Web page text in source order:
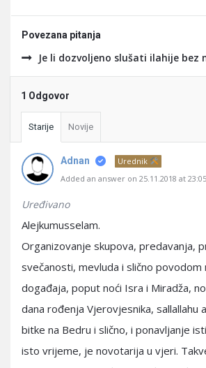
Povezana pitanja
Je li dozvoljeno slušati ilahije bez
1 Odgovor
Starije Novije
Adnan
Urednik
Added an answer on 25.11.2018 at 23:05
Uređivano
Alejkumusselam.
Organizovanje skupova, predavanja,
svečanosti, mevluda i slično povodom
događaja, poput noći Isra i Miradža,
dana rođenja Vjerovjesnika, sallallahu
bitke na Bedru i slično, i ponavljanje
isto vrijeme, je novotarija u vjeri.